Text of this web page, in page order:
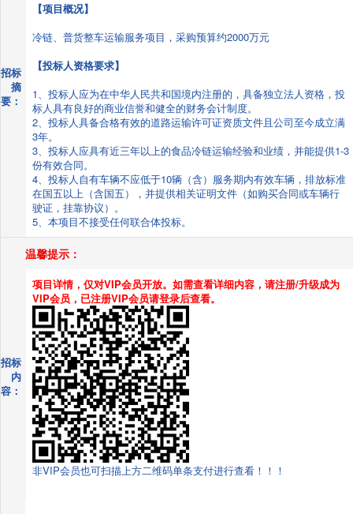
招标
摘
要：
【项目概况】
冷链、普货整车运输服务项目，采购预算约2000万元
【投标人资格要求】
1、投标人应为在中华人民共和国境内注册的，具备独立法人资格，投
标人具有良好的商业信誉和健全的财务会计制度。
2、投标人具备合格有效的道路运输许可证资质文件且公司至今成立满
3年。
3、投标人应具有近三年以上的食品冷链运输经验和业绩，并能提供1-3
份有效合同。
4、投标人自有车辆不应低于10辆（含）服务期内有效车辆，排放标准
在国五以上（含国五），并提供相关证明文件（如购买合同或车辆行
驶证，挂靠协议）。
5、本项目不接受任何联合体投标。
招标
内
容：
温馨提示：
项目详情，仅对VIP会员开放。如需查看详细内容，请注册/升级成为
VIP会员，已注册VIP会员请登录后查看。
非VIP会员也可扫描上方二维码单条支付进行查看！！！